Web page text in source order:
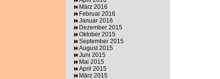
März 2016
Februar 2016
Januar 2016
Dezember 2015
Oktober 2015
September 2015
August 2015
Juni 2015
Mai 2015
April 2015
März 2015